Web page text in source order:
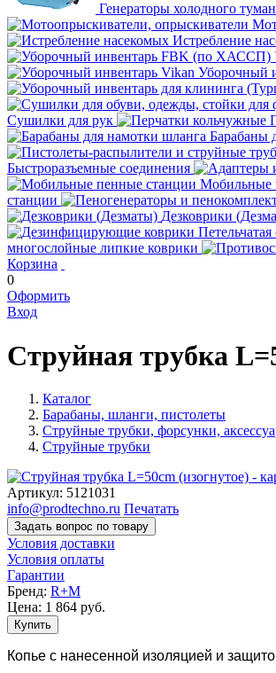
Генераторы холодного
Истребление
Уборочный
Сушилки для рук
Барабаны
Быстроразъемные соединения
Мобильные
станции
Дезковрики
многослойные липкие коврики
Корзина
0
Оформить
Вход
Струйная трубка
Каталог
Барабаны, шланги, пистолеты
Струйные трубки, форсунки,
Струйные трубки
Артикул: 5121031
info@prodtechno.ru Печатать
Задать вопрос по товару
Условия доставки
Условия оплаты
Гарантии
Бренд: R+M
Цена: 1 864 руб.
Купить
Копье с нанесенной изоляцией и